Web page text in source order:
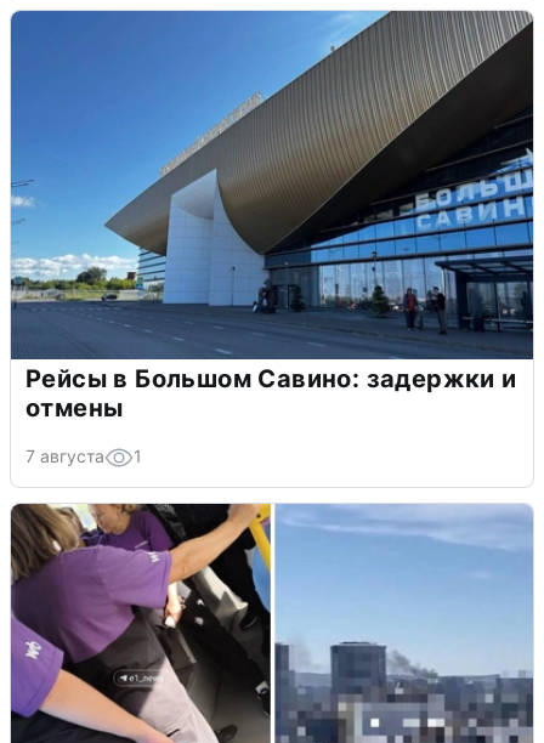
Рейсы в Большом Савино: задержки и
отмены
7 августа 1